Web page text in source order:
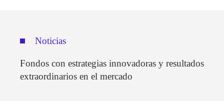
Noticias
Fondos con estrategias innovadoras y resultados
extraordinarios en el mercado